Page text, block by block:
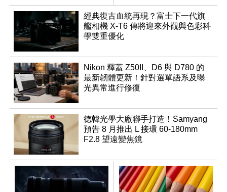
表
速讀出升級
經典復古血統再現？富士下一代旗
艦相機 X-T6 傳將迎來外觀與色彩科
學雙重優化
Nikon 釋蓋 Z50II、D6 與 D780 的
最新韌體更新！針對選單語系及曝
光異常進行修復
德韓光學大廠聯手打造！Samyang
預告 8 月推出 L 接環 60-180mm
F2.8 望遠變焦鏡